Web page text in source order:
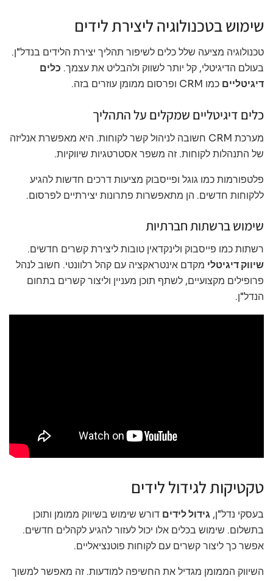
שימוש בטכנולוגיה ליצירת לידים
טכנולוגיה מציעה שלל כלים לשיפור תהליך יצירת הלידים בנדל"ן.
בעולם הדיגיטלי, קל יותר לשווק ולהבליט את עצמך. כלים
דיגיטליים כמו CRM ופרסום ממומן עוזרים בזה.
כלים דיגיטליים שמקלים על התהליך
מערכת CRM חשובה לניהול קשר לקוחות. היא מאפשרת אנליזה
של התנהלות לקוחות. זה משפר אסטרטגיות שיווקיות.
פלטפורמות כמו גוגל ופייסבוק מציעות דרכים חדשות להגיע
ללקוחות חדשים. הן מתאפשרות פתרונות יצירתיים לפרסום.
שימוש ברשתות חברתיות
רשתות כמו פייסבוק ולינקדאין טובות ליצירת קשרים חדשים.
שיווק דיגיטלי מקדם אינטראקציה עם קהל רלוונטי. חשוב לנהל
פרופילים מקצועיים, לשתף תוכן מעניין וליצור קשרים בתחום
הנדל"ן.
טקטיקות לגידול לידים
בעסקי נדל"ן, גידול לידים דורש שימוש בשיווק ממומן ותוכן
בתשלום. שימוש בכלים אלו יכול לעזור להגיע לקהלים חדשים.
אפשר כך ליצור קשרים עם לקוחות פוטנציאליים.
השיווק הממומן מגדיל את החשיפה למודעות. זה מאפשר למשוך